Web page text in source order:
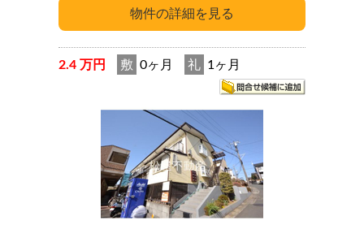
2.4 万円 敷 0ヶ月 礼 1ヶ月